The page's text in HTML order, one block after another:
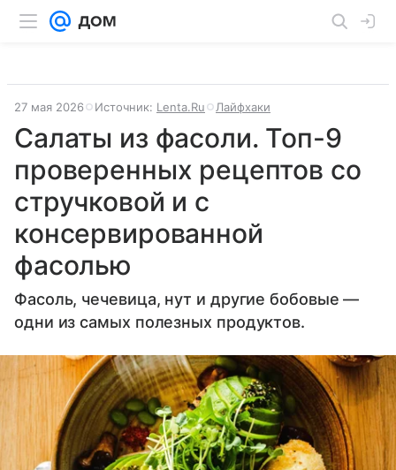
27 мая 2026 Источник: Lenta.Ru Лайфхаки
Салаты из фасоли. Топ-9
проверенных рецептов со
стручковой и с
консервированной
фасолью
Фасоль, чечевица, нут и другие бобовые —
одни из самых полезных продуктов.